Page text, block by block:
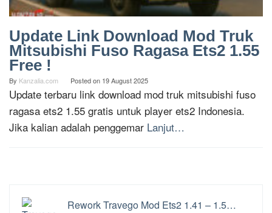
Update Link Download Mod Truk
Mitsubishi Fuso Ragasa Ets2 1.55
Free !
By Kanzalia.com Posted on 19 August 2025
Update terbaru link download mod truk mitsubishi fuso
ragasa ets2 1.55 gratis untuk player ets2 Indonesia.
Jika kalian adalah penggemar Lanjut…
Rework Travego Mod Ets2 1.41 – 1.5…